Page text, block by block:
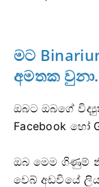
මට
අමතක වුනා.
ඔබට ඔබගේ
Facebook හෝ
ඔබ මෙම ගිණුම්
වෙබ් අඩවියේ